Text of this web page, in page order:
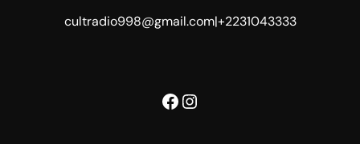
cultradio998@gmail.com|+2231043333
Facebook
Instagram